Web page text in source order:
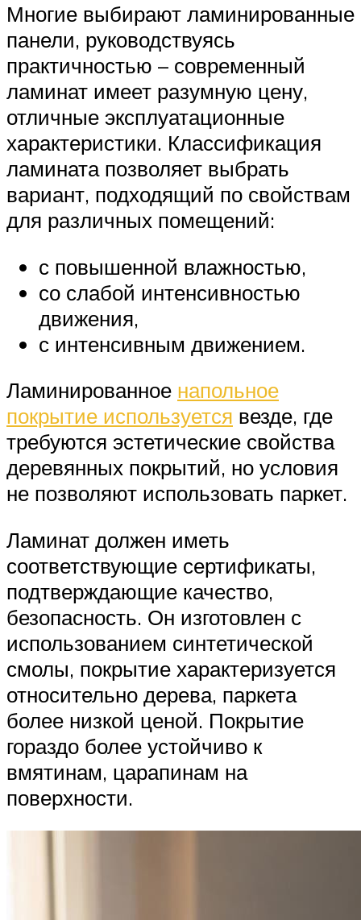
Многие выбирают ламинированные
панели, руководствуясь
практичностью – современный
ламинат имеет разумную цену,
отличные эксплуатационные
характеристики. Классификация
ламината позволяет выбрать
вариант, подходящий по свойствам
для различных помещений:
с повышенной влажностью,
со слабой интенсивностью
движения,
с интенсивным движением.
Ламинированное напольное
покрытие используется везде, где
требуются эстетические свойства
деревянных покрытий, но условия
не позволяют использовать паркет.
Ламинат должен иметь
соответствующие сертификаты,
подтверждающие качество,
безопасность. Он изготовлен с
использованием синтетической
смолы, покрытие характеризуется
относительно дерева, паркета
более низкой ценой. Покрытие
гораздо более устойчиво к
вмятинам, царапинам на
поверхности.